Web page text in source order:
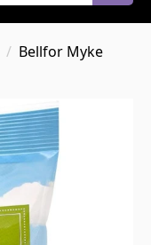
Bellfor Myke